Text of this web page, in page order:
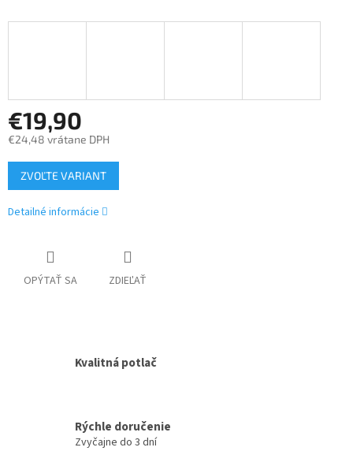
€19,90
€24,48 vrátane DPH
Jednotková
cena:
ZVOĽTE VARIANT
Detailné informácie
OPÝTAŤ SA ZDIEĽAŤ
Kvalitná potlač
Rýchle doručenie
Zvyčajne do 3 dní